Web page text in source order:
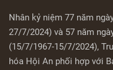
Nhân kỷ niệm 77 năm
27/7/2024) và 57 năm
(15/7/1967-15/7/2024),
hóa Hội An phối hợp với